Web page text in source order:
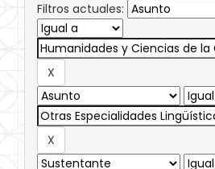
Filtros actuales: